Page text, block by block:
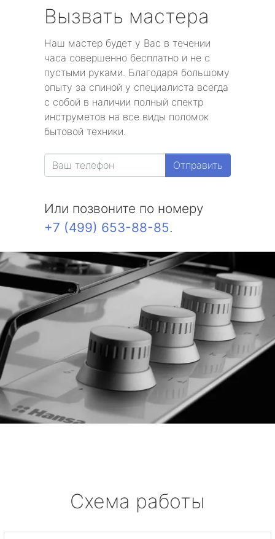
Вызвать мастера
Наш мастер будет у Вас в течении
часа совершенно бесплатно и не с
пустыми руками. Благодаря большому
опыту за спиной у специалиста всегда
с собой в наличии полный спектр
инструметов на все виды поломок
бытовой техники.
Отправить
Или позвоните по номеру
+7 (499) 653-88-85.
Схема работы